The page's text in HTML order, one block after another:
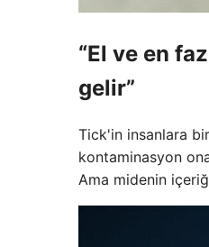
“El ve en
gelir”
Tick'in insanlara
kontaminasyon
Ama midenin